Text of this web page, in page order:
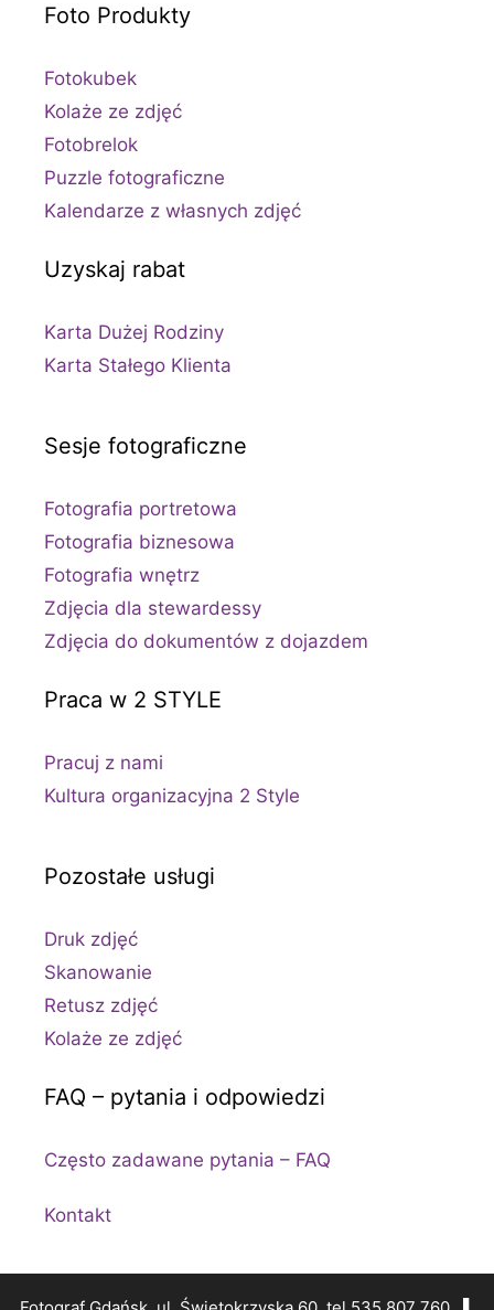
Foto Produkty
Fotokubek
Kolaże ze zdjęć
Fotobrelok
Puzzle fotograficzne
Kalendarze z własnych zdjęć
Uzyskaj rabat
Karta Dużej Rodziny
Karta Stałego Klienta
Sesje fotograficzne
Fotografia portretowa
Fotografia biznesowa
Fotografia wnętrz
Zdjęcia dla stewardessy
Zdjęcia do dokumentów z dojazdem
Praca w 2 STYLE
Pracuj z nami
Kultura organizacyjna 2 Style
Pozostałe usługi
Druk zdjęć
Skanowanie
Retusz zdjęć
Kolaże ze zdjęć
FAQ – pytania i odpowiedzi
Często zadawane pytania – FAQ
Kontakt